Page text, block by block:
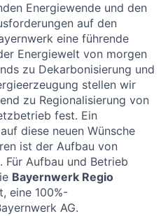
Energiewende und den
auf den
eine führende
Energiewelt von morgen
zu Dekarbonisierung und
stellen wir
zu Regionalisierung von
fest. Ein
diese neuen Wünsche
ist der Aufbau von
Für Aufbau und Betrieb
Bayernwerk Regio
eine 100%-
AG.